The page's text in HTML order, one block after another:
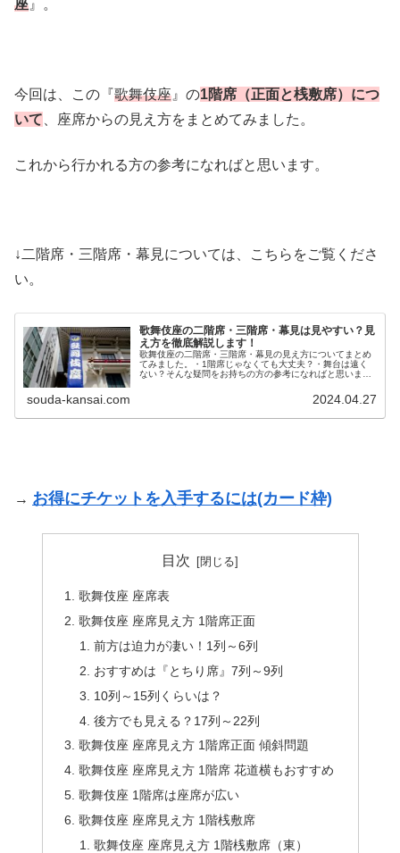
座』。
今回は、この『歌舞伎座 』の1階席（正面と桟敷席）につ
いて 、座席からの見え方をまとめてみました。
これから行かれる方の参考になればと思います。
↓二階席・三階席・幕見については、こちらをご覧くださ
い。
歌舞伎座の二階席・三階席・幕見は見やすい？見
え方を徹底解説します！
歌舞伎座の二階席・三階席・幕見の見え方についてまとめ
てみました。・1階席じゃなくても大丈夫？・舞台は遠く
ない？そんな疑問をお持ちの方の参考になればと思いま
souda-kansai.com 2024.04.27
→ お得にチケットを入手するには(カード枠)
目次
歌舞伎座 座席表
歌舞伎座 座席見え方 1階席正面
前方は迫力が凄い！1列～6列
おすすめは『とちり席』7列～9列
10列～15列くらいは？
後方でも見える？17列～22列
歌舞伎座 座席見え方 1階席正面 傾斜問題
歌舞伎座 座席見え方 1階席 花道横もおすすめ
歌舞伎座 1階席は座席が広い
歌舞伎座 座席見え方 1階桟敷席
歌舞伎座 座席見え方 1階桟敷席（東）